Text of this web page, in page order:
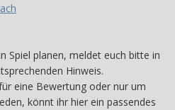
Spiel planen, meldet euch bitte in
Hinweis.
eine Bewertung oder nur um
könnt ihr hier ein passendes